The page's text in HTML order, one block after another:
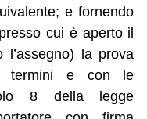
e fornendo
cui è aperto il
la prova
termini e con le
8 della legge